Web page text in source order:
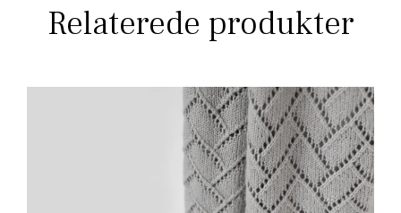
Relaterede produkter